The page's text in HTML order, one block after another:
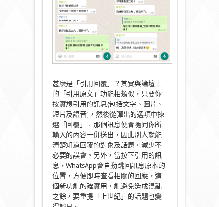
甚麼是「引用回覆」？其實與論壇上
的「引用原文」功能相類似，只要你
按實想引用的訊息(包括文字、圖片、
短片及語音)，然後從彈出的選項中揀
選「回覆」，那個訊息便會隨同你所
輸入的內容一併送出，因此別人就能
清楚知道回覆的對象及話題，減少不
必要的誤會。另外，當按下引用的訊
息，WhatsApp會自動跳回訊息原本的
位置，方便即時查看相關的回應，這
個新功能的確實用，能避免造成混亂
之餘，要重提「上世紀」的話題也變